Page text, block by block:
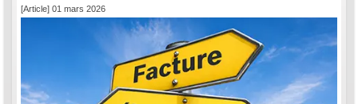
[Article] 01 mars 2026